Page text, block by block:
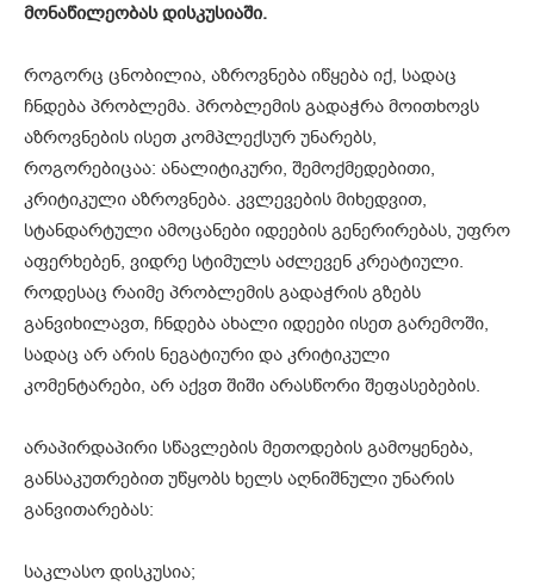
მონაწილეობას დისკუსიაში.
როგორც ცნობილია, აზროვნება იწყება იქ, სადაც
ჩნდება პრობლემა. პრობლემის გადაჭრა მოითხოვს
აზროვნების ისეთ კომპლექსურ უნარებს,
როგორებიცაა: ანალიტიკური, შემოქმედებითი,
კრიტიკული აზროვნება. კვლევების მიხედვით,
სტანდარტული ამოცანები იდეების გენერირებას, უფრო
აფერხებენ, ვიდრე სტიმულს აძლევენ კრეატიული.
როდესაც რაიმე პრობლემის გადაჭრის გზებს
განვიხილავთ, ჩნდება ახალი იდეები ისეთ გარემოში,
სადაც არ არის ნეგატიური და კრიტიკული
კომენტარები, არ აქვთ შიში არასწორი შეფასებების.
არაპირდაპირი სწავლების მეთოდების გამოყენება,
განსაკუთრებით უწყობს ხელს აღნიშნული უნარის
განვითარებას:
საკლასო დისკუსია;